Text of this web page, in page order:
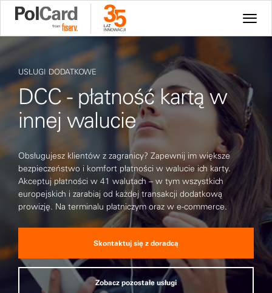
USŁUGI DODATKOWE
DCC - płatność kartą w
innej walucie
Obsługujesz klientów z zagranicy? Zapewnij im większe
bezpieczeństwo i komfort płatności w walucie ich karty.
Akceptuj płatności w 41 walutach – w tym wszystkich
europejskich i zarabiaj od każdej transakcji dodatkową
prowizję. Na terminalu płatniczym oraz w e-commerce.
Skontaktuj się z doradcą
Zobacz pozostałe usługi